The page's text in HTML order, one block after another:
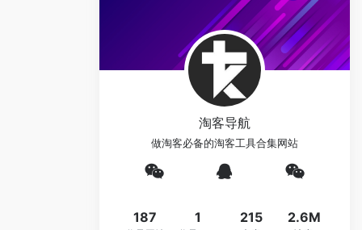
淘客导航
做淘客必备的淘客工具合集网站
187 1 215 2.6M